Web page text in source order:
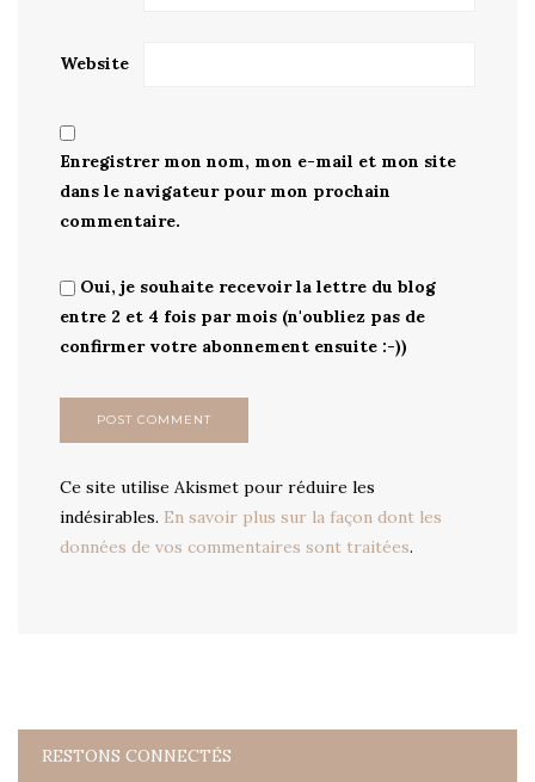
Website
Enregistrer mon nom, mon e-mail et mon site
dans le navigateur pour mon prochain
commentaire.
Oui, je souhaite recevoir la lettre du blog
entre 2 et 4 fois par mois (n'oubliez pas de
confirmer votre abonnement ensuite :-))
Ce site utilise Akismet pour réduire les
indésirables. En savoir plus sur la façon dont les
données de vos commentaires sont traitées.
RESTONS CONNECTÉS